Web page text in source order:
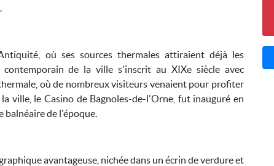
où ses sources thermales attiraient déjà les
de la ville s'inscrit au XIXe siècle avec
où de nombreux visiteurs venaient pour profiter
ville, le Casino de Bagnoles-de-l'Orne, fut inauguré en
balnéaire de l'époque.
avantageuse, nichée dans un écrin de verdure et